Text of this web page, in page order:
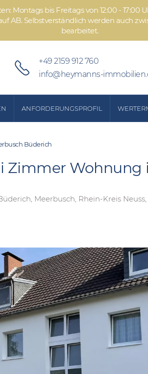
Montags bis Freitags von 12:00 -
AB. Selbstverständlich werden auch
bearbeitet.
+49 2159 912 760
info@heymanns-
ANFORDERUNGSPROFIL
Büderich
Zimmer Wohnung
Meerbusch, Rhein-Kreis